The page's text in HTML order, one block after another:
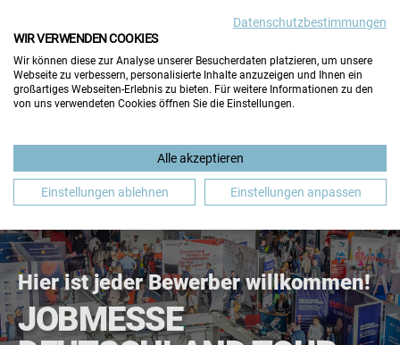
FÜR BESUCHER FÜR AUSSTELLER
Hier ist jeder Bewerber willkommen!
JOBMESSE
Datenschutzbestimmungen
WIR VERWENDEN COOKIES
Wir können diese zur Analyse unserer Besucherdaten platzieren, um unsere
Webseite zu verbessern, personalisierte Inhalte anzuzeigen und Ihnen ein
großartiges Webseiten-Erlebnis zu bieten. Für weitere Informationen zu den
von uns verwendeten Cookies öffnen Sie die Einstellungen.
Alle akzeptieren
Einstellungen ablehnen Einstellungen anpassen